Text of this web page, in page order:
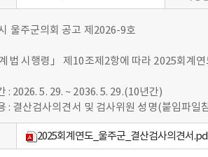
울주군의회 공고 제2026-9호
계법 시행령」 제10조제2항에 따라 2025회계
: 2026. 5. 29. ~ 2036. 5. 29.(10년간)
: 결산검사의견서 및 검사위원 성명(붙임파일
2025회계연도_울주군_결산검사의견서